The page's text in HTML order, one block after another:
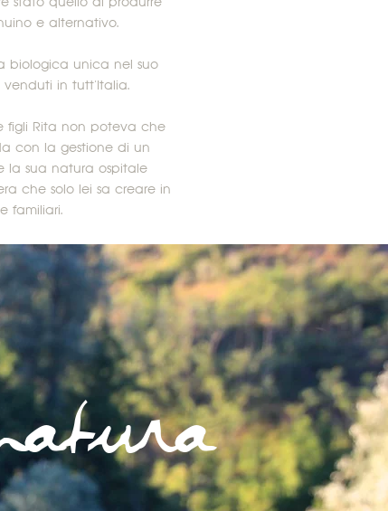
e alternativo.
biologica unica nel suo
in tutt'Italia.
figli Rita non poteva che
con la gestione di un
la sua natura ospitale
che solo lei sa creare in
familiari.